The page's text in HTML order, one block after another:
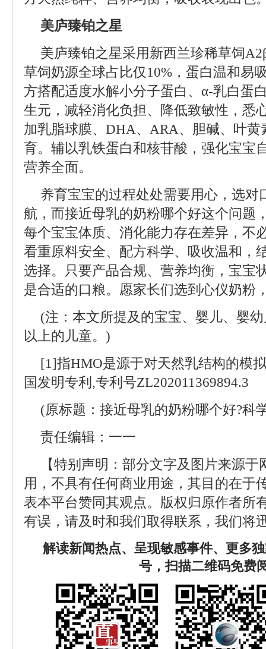
美庐臻铂之星
美庐臻铂之星采用新西兰珍稀草饲
草饲奶源全球占比仅10%，蛋白温和易
方搭配适度水解小分子蛋白、α-乳白蛋
生元，减轻消化负担、降低致敏性，悉
加乳脂球膜、DHA、ARA、胆碱、叶黄
育。辅以乳铁蛋白和核苷酸，强化宝宝
营养全面。
养育宝宝的过程处处需要用心，选对
航，而接近母乳的奶粉哪个好这个问题
每个宝宝体质、消化能力存在差异，不
看重原料安全、配方科学、吸收温和，
选择。只要产品合规、营养均衡，宝宝
是合适的口粮。愿家长们选到心仪奶粉
(注：本文所提及的宝宝、婴儿、婴
以上的儿童。)
[1]指HMO是源于对天然乳结构的模
国发明专利,专利号ZL202011369894.3
(原标题：接近母乳的奶粉哪个好?科
责任编辑：一一
【特别声明：部分文字及图片来源
用，不具有任何商业用途，其目的在于
表本平台赞同其观点。版权归原作者所
有误，请及时和我们取得联系，我们将
解读新闻热点、呈现敏感事件、更多
号，扫描二维码免费